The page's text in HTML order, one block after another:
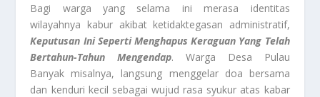
Bagi warga yang selama ini merasa identitas
wilayahnya kabur akibat ketidaktegasan administratif,
Keputusan Ini Seperti Menghapus Keraguan Yang Telah
Bertahun-Tahun Mengendap. Warga Desa Pulau
Banyak misalnya, langsung menggelar doa bersama
dan kenduri kecil sebagai wujud rasa syukur atas kabar